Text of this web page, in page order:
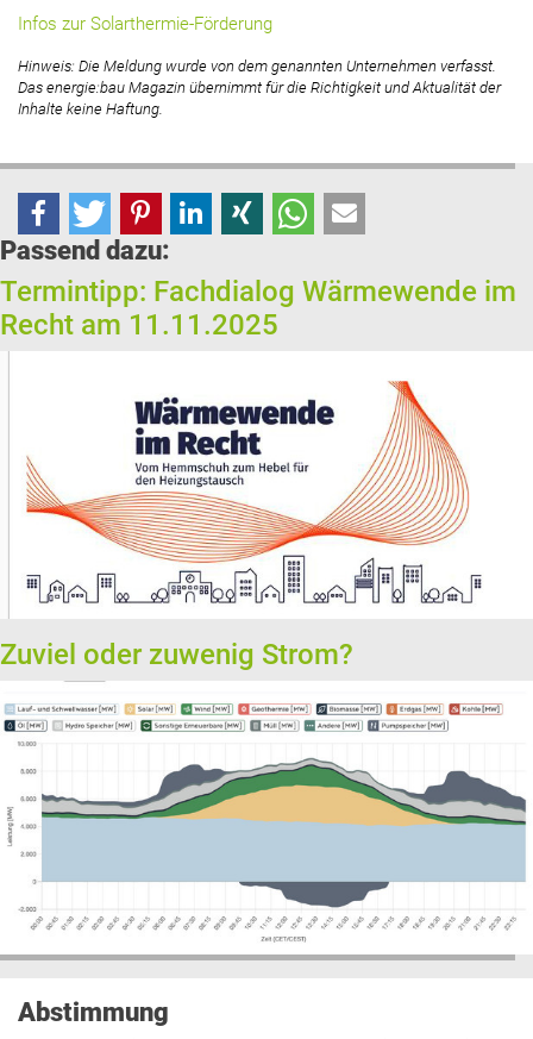
Infos zur Solarthermie-Förderung
Hinweis: Die Meldung wurde von dem genannten Unternehmen verfasst.
Das energie:bau Magazin übernimmt für die Richtigkeit und Aktualität der
Inhalte keine Haftung.
Passend dazu:
Termintipp: Fachdialog Wärmewende im
Recht am 11.11.2025
Zuviel oder zuwenig Strom?
Abstimmung